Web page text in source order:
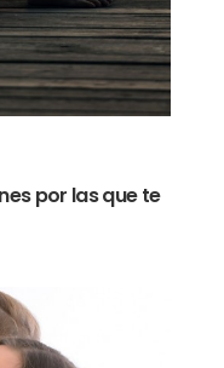
por las que te